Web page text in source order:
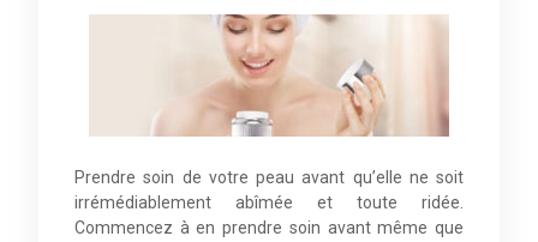
Prendre soin de votre peau avant qu’elle ne soit
irrémédiablement abîmée et toute ridée.
Commencez à en prendre soin avant même que